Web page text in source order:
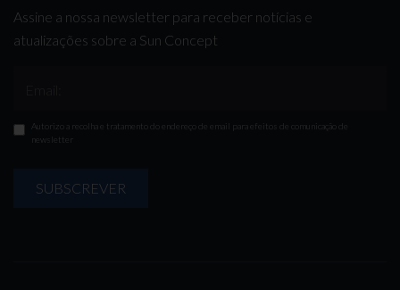
Assine a nossa newsletter para receber notícias e
atualizações sobre a Sun Concept
Autorizo a recolha e tratamento do endereço de email para efeitos de comunicação de
newsletter
SUBSCREVER